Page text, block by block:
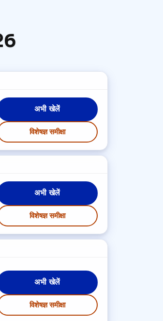
अभी खेलें
विशेषज्ञ समीक्षा
अभी खेलें
विशेषज्ञ समीक्षा
अभी खेलें
विशेषज्ञ समीक्षा